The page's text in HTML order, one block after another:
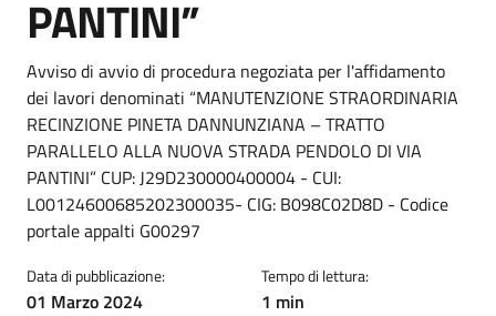
PANTINI”
Dettagli della notizia
Avviso di avvio di procedura negoziata per l'affidamento
dei lavori denominati “MANUTENZIONE STRAORDINARIA
RECINZIONE PINETA DANNUNZIANA – TRATTO
PARALLELO ALLA NUOVA STRADA PENDOLO DI VIA
PANTINI” CUP: J29D230000400004 - CUI:
L00124600685202300035- CIG: B098C02D8D - Codice
portale appalti G00297
Data di pubblicazione:
01 Marzo 2024
Tempo di lettura:
1 min